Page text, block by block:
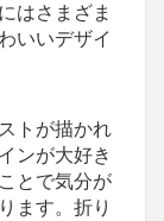
はさまざま
いいデザイ
トが描かれ
ンが大好き
とで気分が
ます。折り